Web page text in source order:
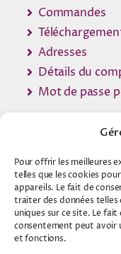
Pour offrir les meilleures
telles que les cookies
appareils. Le fait de
traiter des données telles
uniques sur ce site. Le
consentement peut avoir
et fonctions.
Commandes
Adresses
Détails du
Mot de passe
© 2007 -